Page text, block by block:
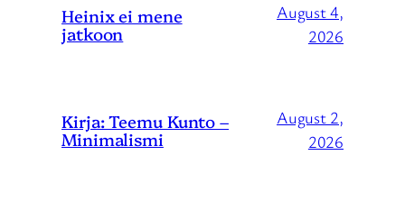
Heinix ei mene
jatkoon
August 4,
2026
Kirja: Teemu Kunto –
Minimalismi
August 2,
2026